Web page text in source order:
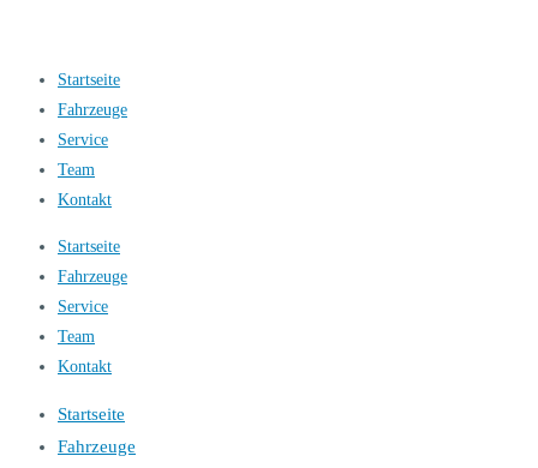
Startseite
Fahrzeuge
Service
Team
Kontakt
Startseite
Fahrzeuge
Service
Team
Kontakt
Startseite
Fahrzeuge